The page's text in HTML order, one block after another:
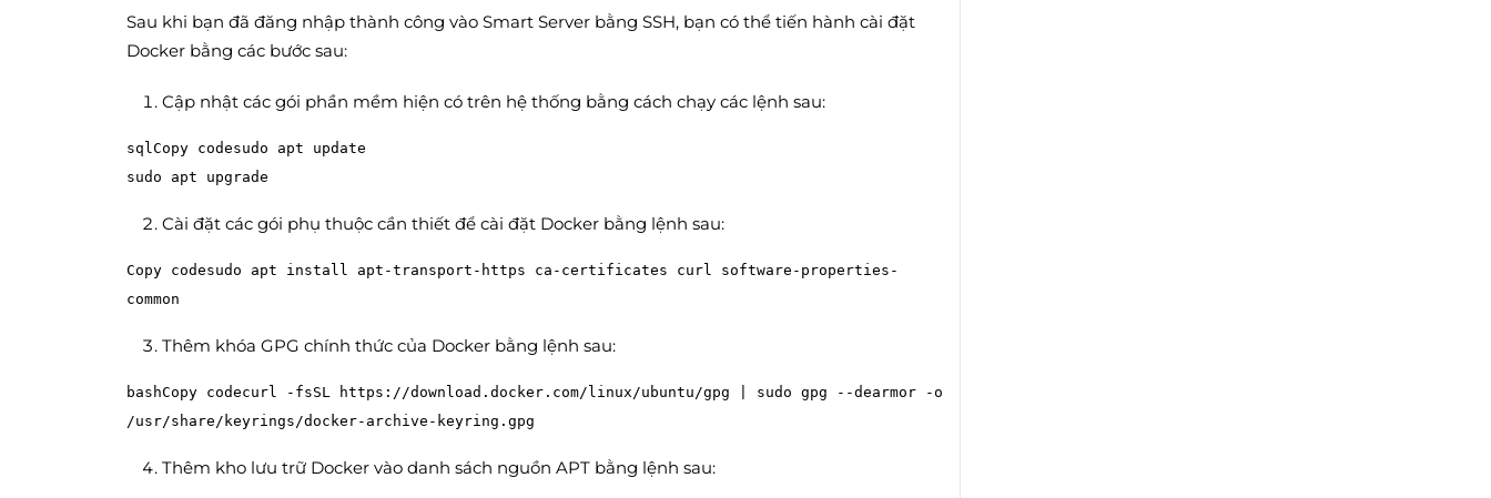
Sau khi bạn đã đăng nhập thành công vào Smart Server bằng SSH, bạn có thể tiến hành cài đặt
Docker bằng các bước sau:
Cập nhật các gói phần mềm hiện có trên hệ thống bằng cách chạy các lệnh sau:
sqlCopy codesudo apt update
Cài đặt các gói phụ thuộc cần thiết để cài đặt Docker bằng lệnh sau:
Copy codesudo apt install apt-transport-https ca-certificates curl software-properties-
Thêm khóa GPG chính thức của Docker bằng lệnh sau:
bashCopy codecurl -fsSL https://download.docker.com/linux/ubuntu/gpg | sudo gpg --dearmor -o
Thêm kho lưu trữ Docker vào danh sách nguồn APT bằng lệnh sau: